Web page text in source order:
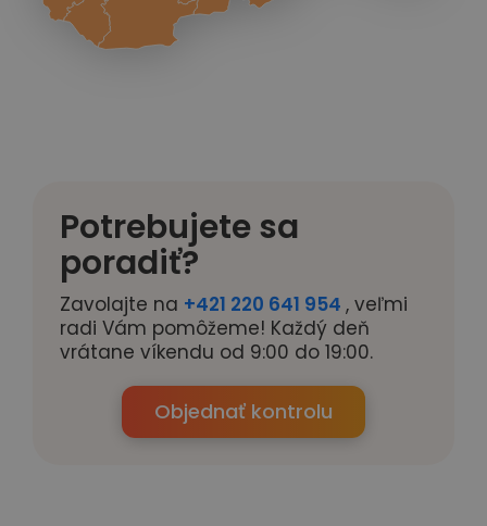
Potrebujete sa
poradiť?
Zavolajte na +421 220 641 954 , veľmi
radi Vám pomôžeme! Každý deň
vrátane víkendu od 9:00 do 19:00.
Objednať kontrolu